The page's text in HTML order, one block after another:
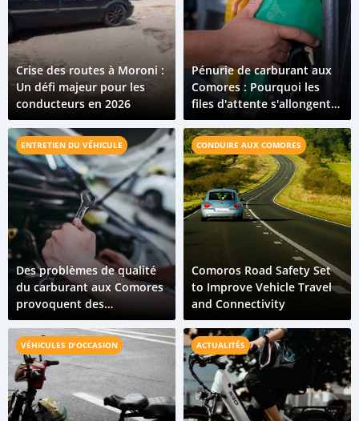
Crise des routes à Moroni :
Un défi majeur pour les
conducteurs en 2026
Pénurie de carburant aux
Comores : Pourquoi les
files d'attente s'allongent
en avril 2026 ?
ENTRETIEN DU VÉHICULE
Des problèmes de qualité
du carburant aux Comores
provoquent des
dysfonctionnements de
véhicules sur toute l'île
CONDUIRE AUX COMORES
Comoros Road Safety Set
to Improve Vehicle Travel
and Connectivity
VÉHICULES D'OCCASION ACTUALITÉS